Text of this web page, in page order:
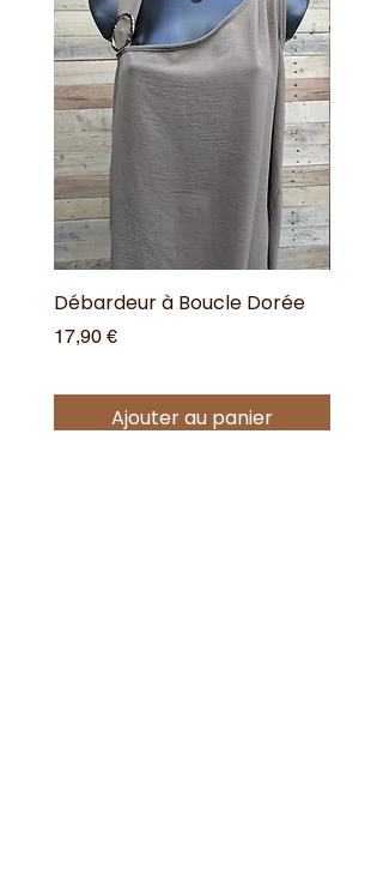
Débardeur à Boucle Dorée
Prix
17,90 €
Ajouter au panier